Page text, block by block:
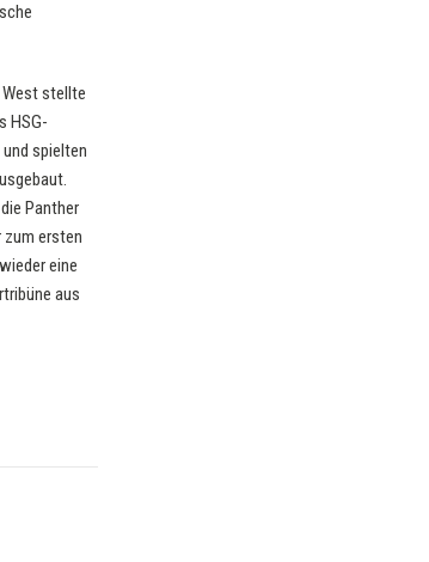
West stellte
HSG-
spielten
Panther
zum ersten
eine
aus